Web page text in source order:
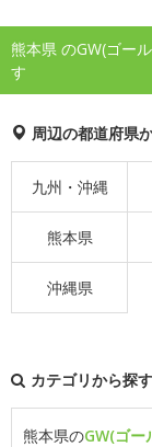
熊本県 のGW(ゴー
す
周辺の都道府県
九州・沖縄
熊本県
沖縄県
カテゴリから探す
熊本県のGW(ゴー